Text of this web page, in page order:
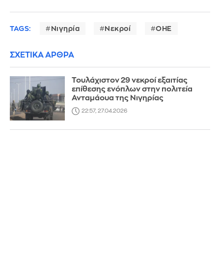
TAGS: Νιγηρία Νεκροί ΟΗΕ
ΣΧΕΤΙΚΑ ΑΡΘΡΑ
Τουλάχιστον 29 νεκροί εξαιτίας
επίθεσης ενόπλων στην πολιτεία
Ανταμάουα της Νιγηρίας
22:57, 27.04.2026